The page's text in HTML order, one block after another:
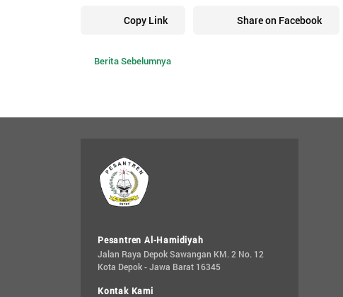
Copy Link Share on Facebook
Berita Sebelumnya
Pesantren Al-Hamidiyah
Jalan Raya Depok Sawangan KM. 2 No. 12
Kota Depok - Jawa Barat 16345
Kontak Kami